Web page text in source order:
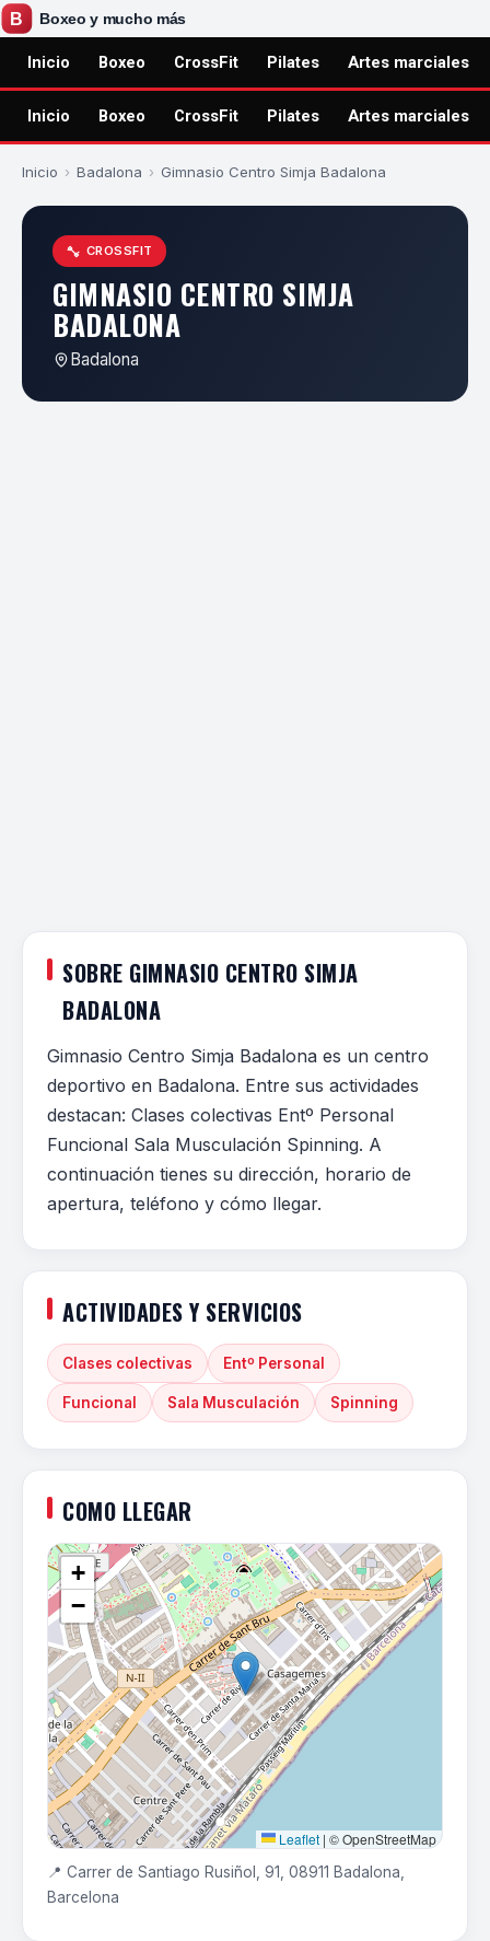
Inicio Boxeo CrossFit Pilates Artes marciales
Inicio Boxeo CrossFit Pilates Artes marciales
Inicio › Badalona › Gimnasio Centro Simja Badalona
CROSSFIT
GIMNASIO CENTRO SIMJA
BADALONA
Badalona
SOBRE GIMNASIO CENTRO SIMJA
BADALONA
Gimnasio Centro Simja Badalona es un centro
deportivo en Badalona. Entre sus actividades
destacan: Clases colectivas Entº Personal
Funcional Sala Musculación Spinning. A
continuación tienes su dirección, horario de
apertura, teléfono y cómo llegar.
ACTIVIDADES Y SERVICIOS
Clases colectivas Entº Personal
Funcional Sala Musculación Spinning
COMO LLEGAR
+
−
Leaflet | © OpenStreetMap
📍 Carrer de Santiago Rusiñol, 91, 08911 Badalona,
Barcelona